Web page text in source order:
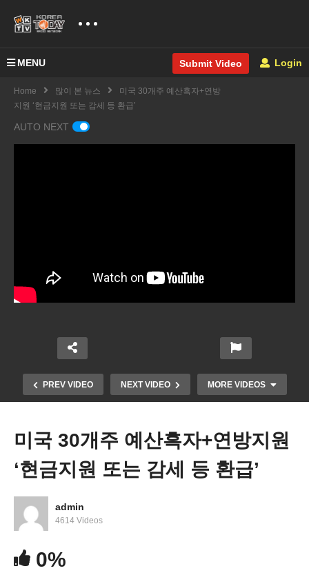
MENU Submit Video Login
Home 많이 본 뉴스
미국 30개주 예산흑자+연방
지원 ‘현금지원 또는 감세 등 환급’
AUTO NEXT
PREV VIDEO NEXT VIDEO MORE VIDEOS
금 탕감’
미국 30개주 예산흑자+연방지원
‘현금지원 또는 감세 등 환급’
admin
4614 Videos
0%